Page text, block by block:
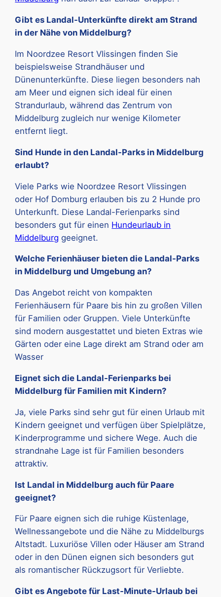
Gibt es Landal-Unterkünfte direkt am Strand
in der Nähe von Middelburg?
Im Noordzee Resort Vlissingen finden Sie
beispielsweise Strandhäuser und
Dünenunterkünfte. Diese liegen besonders nah
am Meer und eignen sich ideal für einen
Strandurlaub, während das Zentrum von
Middelburg zugleich nur wenige Kilometer
entfernt liegt.
Sind Hunde in den Landal-Parks in Middelburg
erlaubt?
Viele Parks wie Noordzee Resort Vlissingen
oder Hof Domburg erlauben bis zu 2 Hunde pro
Unterkunft. Diese Landal-Ferienparks sind
besonders gut für einen Hundeurlaub in
Middelburg geeignet.
Welche Ferienhäuser bieten die Landal-Parks
in Middelburg und Umgebung an?
Das Angebot reicht von kompakten
Ferienhäusern für Paare bis hin zu großen Villen
für Familien oder Gruppen. Viele Unterkünfte
sind modern ausgestattet und bieten Extras wie
Gärten oder eine Lage direkt am Strand oder am
Wasser
Eignet sich die Landal-Ferienparks bei
Middelburg für Familien mit Kindern?
Ja, viele Parks sind sehr gut für einen Urlaub mit
Kindern geeignet und verfügen über Spielplätze,
Kinderprogramme und sichere Wege. Auch die
strandnahe Lage ist für Familien besonders
attraktiv.
Ist Landal in Middelburg auch für Paare
geeignet?
Für Paare eignen sich die ruhige Küstenlage,
Wellnessangebote und die Nähe zu Middelburgs
Altstadt. Luxuriöse Villen oder Häuser am Strand
oder in den Dünen eignen sich besonders gut
als romantischer Rückzugsort für Verliebte.
Gibt es Angebote für Last-Minute-Urlaub bei